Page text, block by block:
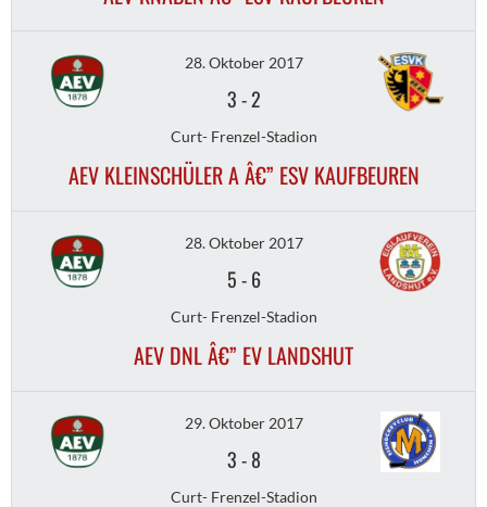
28. Oktober 2017
3-2
Curt- Frenzel-Stadion
AEV KLEINSCHÜLER A Â€” ESV KAUFBEUREN
28. Oktober 2017
5-6
Curt- Frenzel-Stadion
AEV DNL Â€” EV LANDSHUT
29. Oktober 2017
3-8
Curt- Frenzel-Stadion